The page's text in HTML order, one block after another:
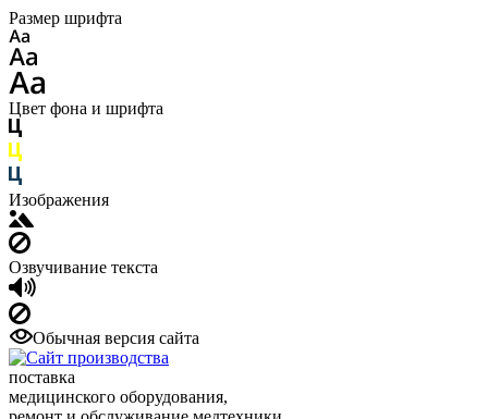
Размер шрифта
Цвет фона и шрифта
Изображения
Озвучивание текста
Обычная версия сайта
поставка
медицинского оборудования,